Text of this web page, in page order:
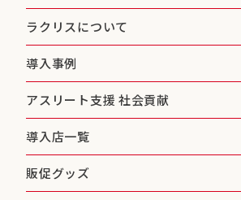
ラクリスについて
導入事例
アスリート支援 社会貢献
導入店一覧
販促グッズ